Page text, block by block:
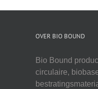
OVER BIO BOUND
Bio Bound
circulaire,